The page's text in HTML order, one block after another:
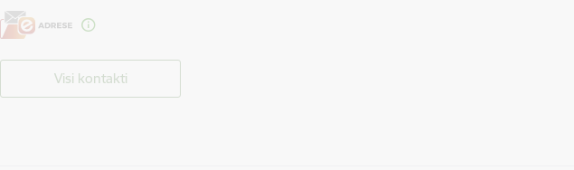
Visi kontakti